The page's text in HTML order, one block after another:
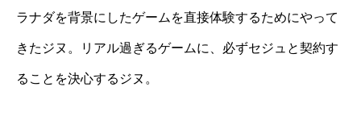
ラナダを背景にしたゲームを直接体験するためにやって
きたジヌ。リアル過ぎるゲームに、必ずセジュと契約す
ることを決心するジヌ。